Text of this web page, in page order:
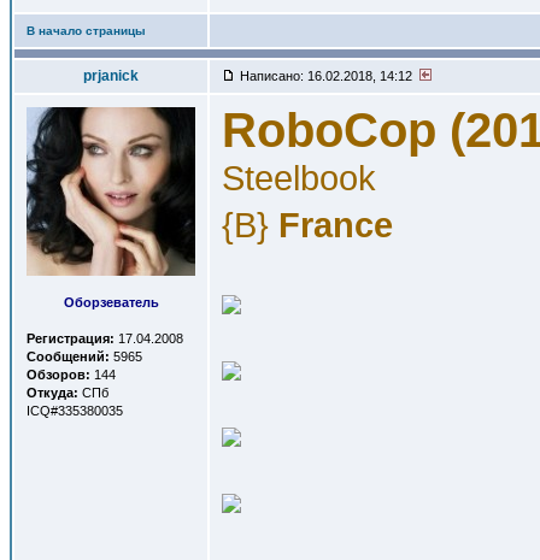
В начало страницы
prjanick Написано: 16.02.2018, 14:12
Оборзеватель
Регистрация: 17.04.2008
Сообщений: 5965
Обзоров: 144
Откуда: СПб
ICQ#335380035
RoboCop
Steelbook
{B} France